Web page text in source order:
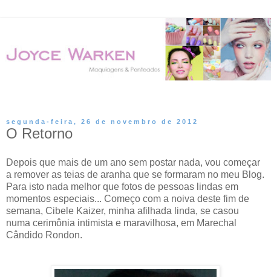
segunda-feira, 26 de novembro de 2012
O Retorno
Depois que mais de um ano sem postar nada, vou começar
a remover as teias de aranha que se formaram no meu Blog.
Para isto nada melhor que fotos de pessoas lindas em
momentos especiais... Começo com a noiva deste fim de
semana, Cibele Kaizer, minha afilhada linda, se casou
numa cerimônia intimista e maravilhosa, em Marechal
Cândido Rondon.